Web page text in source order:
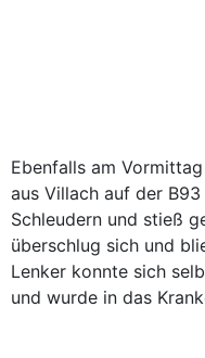
Ebenfalls am
aus Villach auf der
Schleudern und stieß
überschlug sich und
Lenker konnte sich
und wurde in das